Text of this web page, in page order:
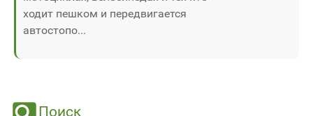
ходит пешком и передвигается
автостопо...
Поиск